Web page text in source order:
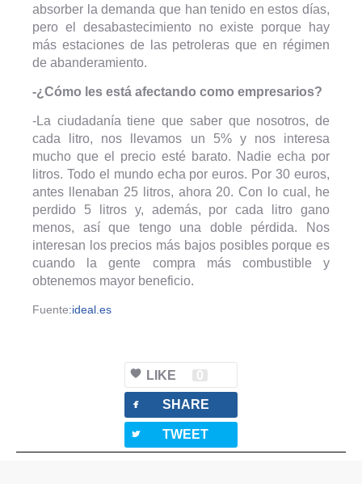
absorber la demanda que han tenido en estos días,
pero el desabastecimiento no existe porque hay
más estaciones de las petroleras que en régimen
de abanderamiento.
-¿Cómo les está afectando como empresarios?
-La ciudadanía tiene que saber que nosotros, de
cada litro, nos llevamos un 5% y nos interesa
mucho que el precio esté barato. Nadie echa por
litros. Todo el mundo echa por euros. Por 30 euros,
antes llenaban 25 litros, ahora 20. Con lo cual, he
perdido 5 litros y, además, por cada litro gano
menos, así que tengo una doble pérdida. Nos
interesan los precios más bajos posibles porque es
cuando la gente compra más combustible y
obtenemos mayor beneficio.
Fuente:ideal.es
LIKE 0
facebook SHARE
twitterbird TWEET